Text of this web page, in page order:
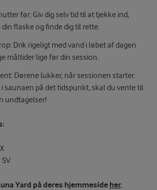
før: Giv dig selv tid til at tjekke ind,
flaske og finde dig til rette.
Drik rigeligt med vand i løbet af dagen
måltider lige før din session.
Dørene lukker, når sessionen starter.
i saunaen på det tidspunkt, skal du vente til
undtagelser!
Yard på deres hjemmeside her.